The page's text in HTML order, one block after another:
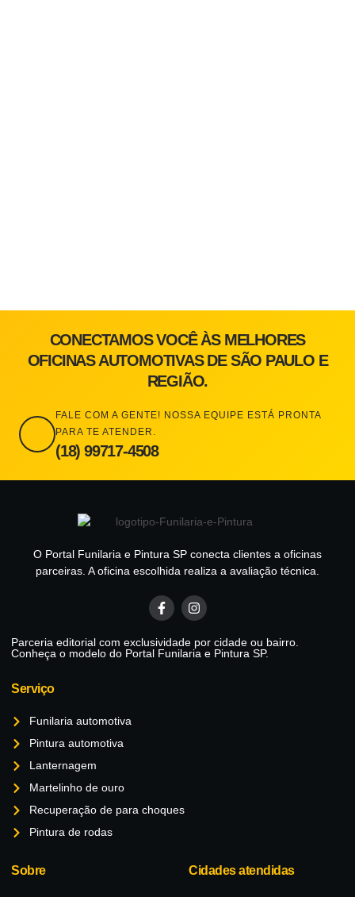
CONECTAMOS VOCÊ ÀS MELHORES
OFICINAS AUTOMOTIVAS DE SÃO PAULO E
REGIÃO.
FALE COM A GENTE! NOSSA EQUIPE ESTÁ PRONTA
PARA TE ATENDER.
(18) 99717-4508
O Portal Funilaria e Pintura SP conecta clientes a oficinas
parceiras. A oficina escolhida realiza a avaliação técnica.
Parceria editorial com exclusividade por cidade ou bairro.
Conheça o modelo do Portal Funilaria e Pintura SP.
Serviço
Funilaria automotiva
Pintura automotiva
Lanternagem
Martelinho de ouro
Recuperação de para choques
Pintura de rodas
Sobre Cidades atendidas